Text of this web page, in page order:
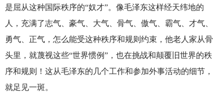
是屈从这种国际秩序的“奴才”。像毛泽东这样经天纬地的
人，充满了志气、豪气、大气、骨气、傲气、霸气、才气、
勇气、正气，怎么能受这种秩序和规则约束，他老人家从骨
头里，就蔑视这些“世界惯例”，也在挑战和颠覆旧世界的秩
序和规则！这从毛泽东的几个工作和参加外事活动的细节，
就足见一斑。